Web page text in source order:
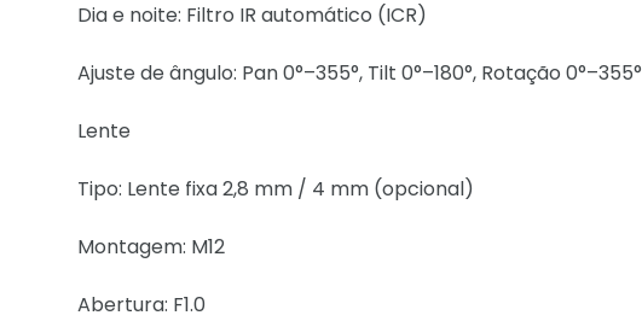
Dia e noite: Filtro IR automático (ICR)
Ajuste de ângulo: Pan 0°–355°, Tilt 0°–180°, Rotação 0°–355°
Lente
Tipo: Lente fixa 2,8 mm / 4 mm (opcional)
Montagem: M12
Abertura: F1.0